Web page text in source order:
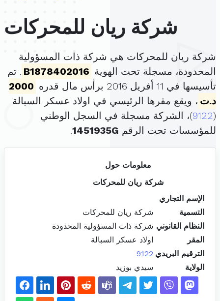
شركة ريان للمحركات
شركة ريان للمحركات هي شركة ذات المسؤولية
المحدودة، مسجلة تحت الهوية B1878402016 . تم
تأسيسها في 11 أفريل 2016 برأس مال قدره
2000
د.ت ، ويقع مقرها الرئيسي في اولاد عسكر السبالة
(
9122)، الشركة مسجلة في السجل الوطني
للمؤسسات تحت الرقم 1451935G
.
معلومات حول
شركة ريان للمحركات
الإسم التجاري
التسمية
شركة ريان للمحركات
النظام القانوني شركة ذات المسؤولية المحدودة
المقر
اولاد عسكر السبالة
الترقيم البريدي 9122
الولاية
سيدي بوزيد